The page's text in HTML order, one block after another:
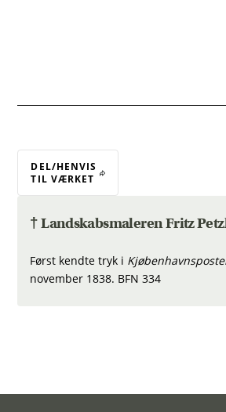
DEL/HENVIS
TIL VÆRKET
† Landskabsmaleren Fritz
Først kendte tryk i
november 1838. BFN 334